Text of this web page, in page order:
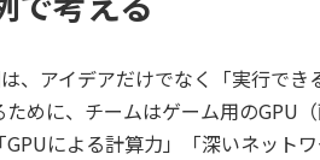
、アイデアだけでなく「実行で
ために、チームはゲーム用のGPU
による計算力」「深いネット